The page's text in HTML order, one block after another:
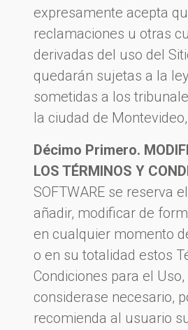
expresamente acepta
reclamaciones u otras
derivadas del uso del
quedarán sujetas a la
sometidas a los
la ciudad de
Décimo Primero.
LOS TÉRMINOS Y
SOFTWARE se reserva
añadir, modificar de
en cualquier momento
o en su totalidad estos
Condiciones para el
considerase necesario,
recomienda al usuario